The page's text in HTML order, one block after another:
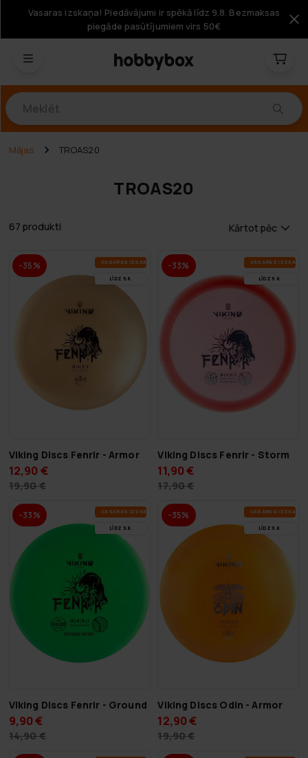
Vasaras izskaņa! Piedāvājumi ir spēkā līdz 9.8. Bezmaksas
piegāde pasūtījumiem virs 50€
Mājas TROAS20
TROAS20
67 produkti Kārtot pēc
-35% VA­SA­RAS IZ­SKA­ŅA
LĪDZ 9.8.
Viking Discs Fenrir - Armor
12,90 €
19,90 €
-33% VA­SA­RAS IZ­SKA­ŅA
LĪDZ 9.8.
Viking Discs Fenrir - Storm
11,90 €
17,90 €
-33% VA­SA­RAS IZ­SKA­ŅA
LĪDZ 9.8.
Viking Discs Fenrir - Ground
9,90 €
14,90 €
-35% VA­SA­RAS IZ­SKA­ŅA
LĪDZ 9.8.
Viking Discs Odin - Armor
12,90 €
19,90 €